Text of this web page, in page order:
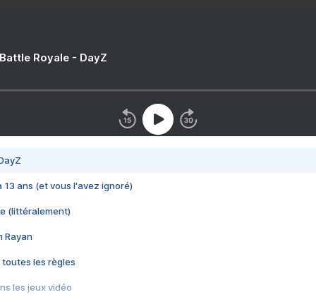
Royale - DayZ
13 ans (et vous l'avez ignoré)
(littéralement)
Rayan
toutes les règles
les jeux vidéo